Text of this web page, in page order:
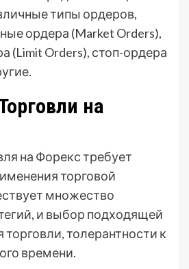
типы ордеров,
ордера (Market Orders),
(Limit Orders), стоп-ордера
на
на Форекс требует
торговой
множество
и выбор подходящей
торговли, толерантности к
времени.